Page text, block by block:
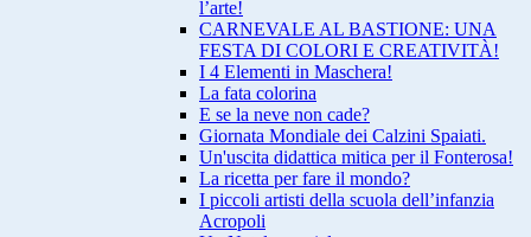
l’arte!
CARNEVALE AL BASTIONE: UNA
FESTA DI COLORI E CREATIVITÀ!
I 4 Elementi in Maschera!
La fata colorina
E se la neve non cade?
Giornata Mondiale dei Calzini Spaiati.
Un'uscita didattica mitica per il Fonterosa!
La ricetta per fare il mondo?
I piccoli artisti della scuola dell’infanzia
Acropoli